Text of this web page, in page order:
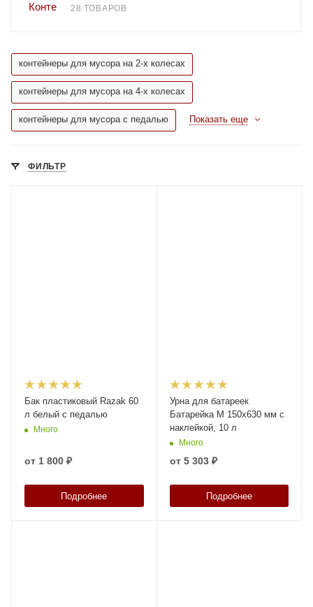
28 ТОВАРОВ
контейнеры для мусора на 2-х колесах
контейнеры для мусора на 4-х колесах
контейнеры для мусора с педалью Показать еще
ФИЛЬТР
Бак пластиковый Razak 60
л белый с педалью
Много
от 1 800 ₽
Подробнее
Урна для батареек
Батарейка М 150х630 мм с
наклейкой, 10 л
Много
от 5 303 ₽
Подробнее